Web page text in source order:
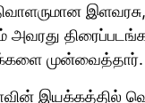
அவரது
முன்வைத்தார்.
இயக்கத்தில்